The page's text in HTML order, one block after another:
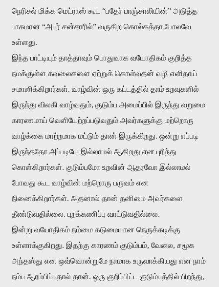
நெரிசல் மிக்க மெட்ராஸ் கூட “பதேர் பாஞ்சாலியின்” அடுத்த
பாகமான “அபுர் சன்சாரில்” வருகிற கொல்கத்தா போலவே
உள்ளது.
இந்த பாட்டியும் தாத்தாவும் பொதுவாக வயோதிகம் குறித்த
நமக்குள்ள கவலைகளை ஏற்றுக் கொள்வதன் வழி எளிதாய்
சமாளிக்கிறார்கள். வாழ்வின் ஒரு கட்டத்தில் தாம் உறவுகளில்
இருந்து விலகி வாழ்வதும், குடும்ப அமைப்பில் இருந்து வறுமை
காரணமாய் வெளியேற்றப்படுவதும் அவர்களுக்கு மற்றொரு
வாழ்க்கை மாற்றமாக மட்டும் தான் இருக்கிறது. ஒன்று எப்படி
இருந்ததோ அப்படியே இல்லாமல் ஆகிறது என புரிந்து
கொள்கிறார்கள். குடும்பமோ உறவின் ஆதரவோ இல்லாமல்
போவது கூட வாழ்வின் மற்றொரு பருவம் என
நினைக்கிறார்கள். அதனால் தான் தனிமை அவர்களை
தீண்டுவதில்லை. புறக்கணிப்பு வாட்டுவதில்லை.
இன்று வயோதிகம் நம்மை கடுமையான நெருக்கடிக்கு
உள்ளாக்குகிறது. இதற்கு காரணம் குடும்பம், வேலை, சமூக
அந்தஸ்து என ஒவ்வொன்றுமே நாமாக உருவாக்கியது என நாம்
நம்ப ஆரம்பிப்பதால் தான். ஒரு குறிப்பிட்ட குடும்பத்தில் பிறந்து,